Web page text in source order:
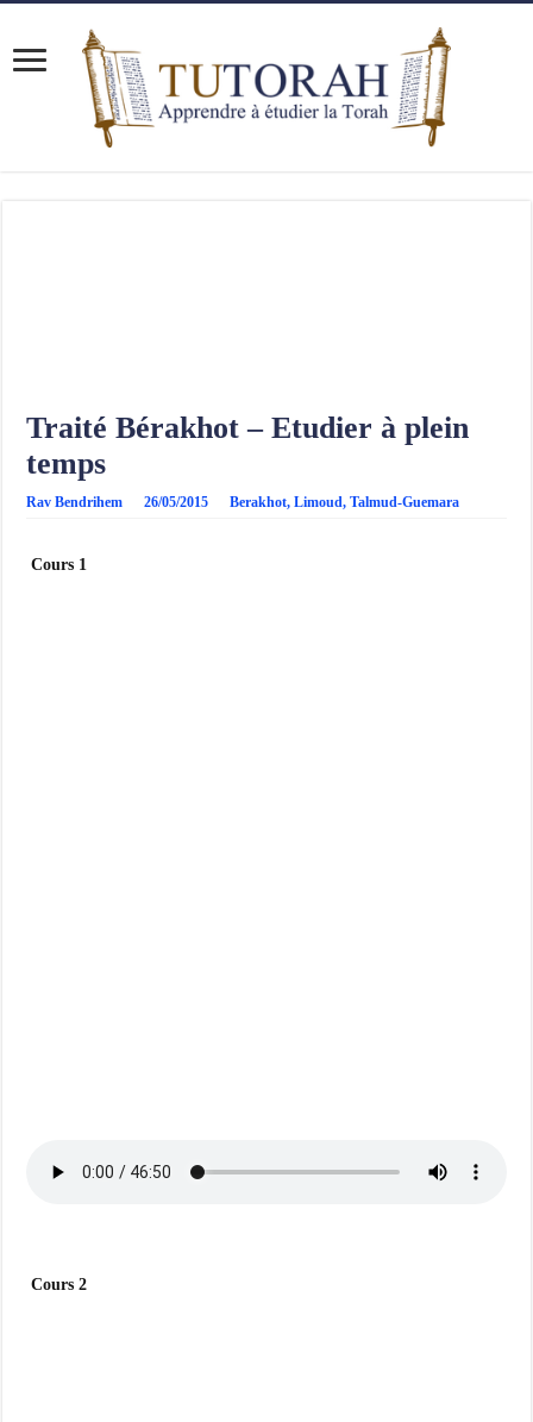
Traité Bérakhot – Etudier à plein
temps
Rav Bendrihem 26/05/2015 Berakhot,Limoud,Talmud-Guemara
Cours 1
Cours 2